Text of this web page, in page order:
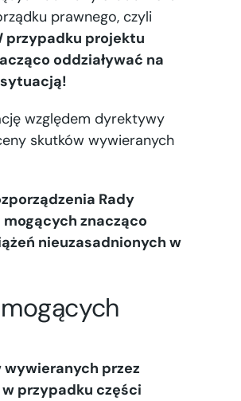
prawnego, czyli
przypadku projektu
oddziaływać na
względem dyrektywy
skutków wywieranych
Rady
znacząco
nieuzasadnionych w
wywieranych przez
przypadku części